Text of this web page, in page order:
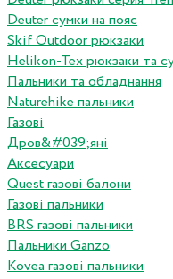
Deuter сумки на пояс
Skif Outdoor рюкзаки
Helikon-Tex рюкзаки та
Пальники та обладнання
Naturehike пальники
Газові
Дров&#039;яні
Аксесуари
Quest газові балони
Газові пальники
BRS газові пальники
Пальники Ganzo
Kovea газові пальники